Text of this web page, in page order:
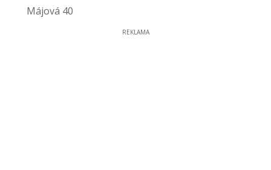
Májová 40
REKLAMA